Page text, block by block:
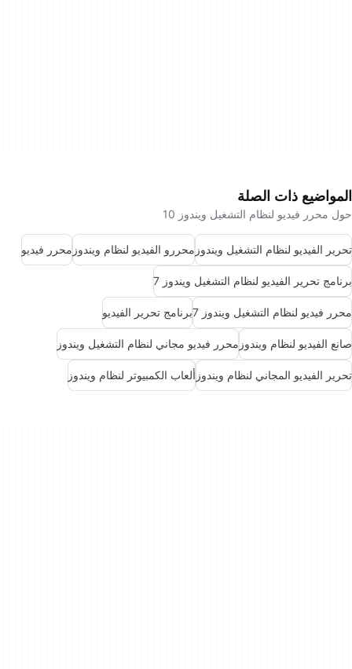
المواضيع ذات الصلة
حول محرر فيديو لنظام التشغيل ويندوز 10
تحرير الفيديو لنظام التشغيل ويندوز محررو الفيديو لنظام ويندوز محرر فيديو
برنامج تحرير الفيديو لنظام التشغيل ويندوز 7
محرر فيديو لنظام التشغيل ويندوز 7 برنامج تحرير الفيديو
صانع الفيديو لنظام ويندوز محرر فيديو مجاني لنظام التشغيل ويندوز
تحرير الفيديو المجاني لنظام ويندوز ألعاب الكمبيوتر لنظام ويندوز